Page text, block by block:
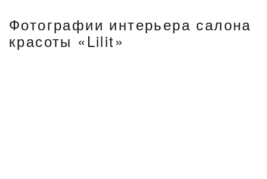
Фотографии интерьера салона
красоты «Lilit»